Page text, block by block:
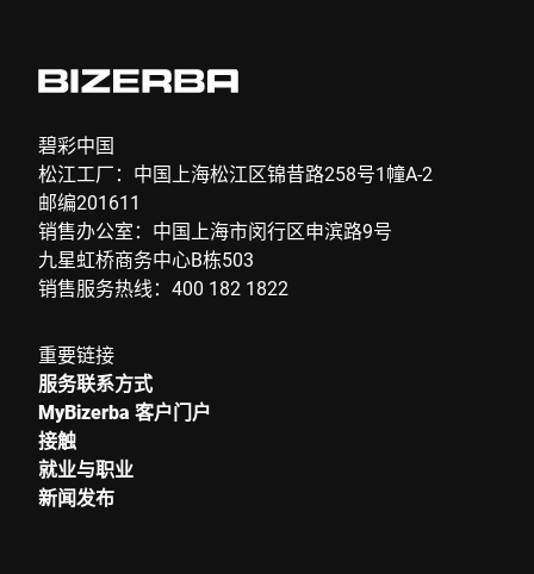
碧彩中国
松江工厂：中国上海松江区锦昔路258号1幢A-2
邮编201611
销售办公室：中国上海市闵行区申滨路9号
九星虹桥商务中心B栋503
销售服务热线：400 182 1822
重要链接
服务联系方式
MyBizerba 客户门户
接触
就业与职业
新闻发布